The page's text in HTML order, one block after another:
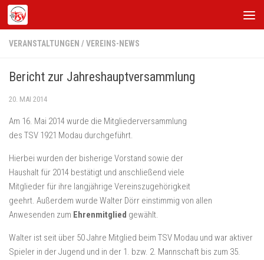
Zum Inhalt springen
VERANSTALTUNGEN / VEREINS-NEWS
Bericht zur Jahreshauptversammlung
20. MAI 2014
Am 16. Mai 2014 wurde die Mitgliederversammlung
des TSV 1921 Modau durchgeführt.
Hierbei wurden der bisherige Vorstand sowie der
Haushalt für 2014 bestätigt und anschließend viele
Mitglieder für ihre langjährige Vereinszugehörigkeit
geehrt. Außerdem wurde Walter Dörr einstimmig von allen
Anwesenden zum Ehrenmitglied gewählt.
Walter ist seit über 50 Jahre Mitglied beim TSV Modau und war aktiver
Spieler in der Jugend und in der 1. bzw. 2. Mannschaft bis zum 35.